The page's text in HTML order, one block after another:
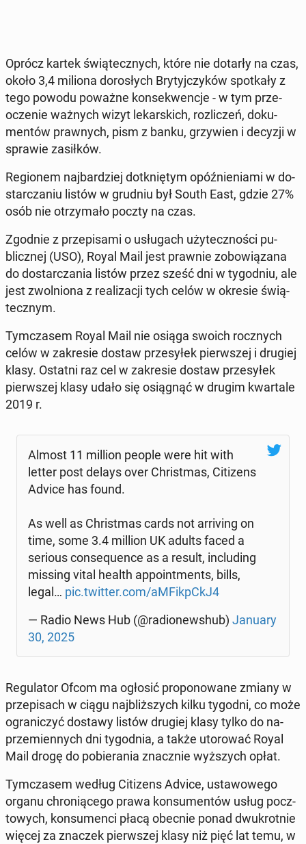
Oprócz kartek świą­tecz­nych, które nie dotarły na czas,
około 3,4 miliona do­ro­słych Bry­tyj­czy­ków spo­tka­ły z
tego powodu poważne kon­se­kwen­cje - w tym prze­
ocze­nie ważnych wizyt le­kar­skich, roz­li­czeń, do­ku­
men­tów praw­nych, pism z banku, grzy­wien i decyzji w
sprawie za­sił­ków.
Re­gio­nem naj­bar­dziej do­tknię­tym opóź­nie­nia­mi w do­
star­cza­niu listów w grudniu był South East, gdzie 27%
osób nie otrzy­ma­ło poczty na czas.
Zgodnie z prze­pi­sa­mi o usłu­gach uży­tecz­no­ści pu­
blicz­nej (USO), Royal Mail jest prawnie zo­bo­wią­za­na
do do­star­cza­nia listów przez sześć dni w ty­go­dniu, ale
jest zwol­nio­na z re­ali­za­cji tych celów w okresie świą­
tecz­nym.
Tym­cza­sem Royal Mail nie osiąga swoich rocz­nych
celów w za­kre­sie dostaw prze­sy­łek pierw­szej i drugiej
klasy. Ostatni raz cel w za­kre­sie dostaw prze­sy­łek
pierw­szej klasy udało się osią­gnąć w drugim kwar­ta­le
2019 r.
Almost 11 million people were hit with
letter post delays over Chri­st­mas, Ci­ti­zens
Advice has found.
As well as Chri­st­mas cards not ar­ri­ving on
time, some 3.4 million UK adults faced a
serious con­se­qu­en­ce as a result, in­c­lu­ding
missing vital health ap­po­int­ments, bills,
legal… pic.twitter.com/aM­FikpCkJ4
— Radio News Hub (@ra­dio­new­shub) January
30, 2025
Re­gu­la­tor Ofcom ma ogłosić pro­po­no­wa­ne zmiany w
prze­pi­sach w ciągu naj­bliż­szych kilku tygodni, co może
ogra­ni­czyć dostawy listów drugiej klasy tylko do na­
prze­mien­nych dni ty­go­dnia, a także uto­ro­wać Royal
Mail drogę do po­bie­ra­nia znacz­nie wyż­szych opłat.
Tym­cza­sem według Ci­ti­zens Advice, usta­wo­we­go
organu chro­nią­ce­go prawa kon­su­men­tów usług pocz­
to­wych, kon­su­men­ci płacą obecnie ponad dwu­krot­nie
więcej za znaczek pierw­szej klasy niż pięć lat temu, w